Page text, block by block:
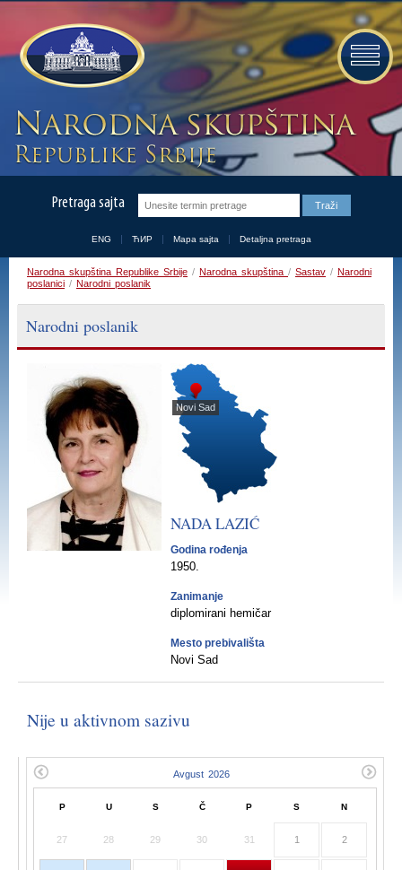
Pretraga sajta
ENG ЋИР Mapa sajta Detaljna pretraga
Narodna skupština Republike Srbije / Narodna skupština / Sastav / Narodni
poslanici / Narodni poslanik
Narodni poslanik
Novi Sad
NADALAZIĆ
Godina rođenja
1950.
Zanimanje
diplomirani hemičar
Mesto prebivališta
Novi Sad
Nije u aktivnom sazivu
P U S Č P S N
27 28 29 30 31 1 2